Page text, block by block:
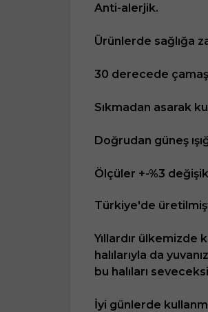
Anti-alerjik.
Ürünlerde sağlığa
30 derecede
Sıkmadan asarak
Doğrudan güneş
Ölçüler +-%3
Türkiye'de
Yıllardır ülkemizde
halılarıyla da
bu halıları
İyi günlerde